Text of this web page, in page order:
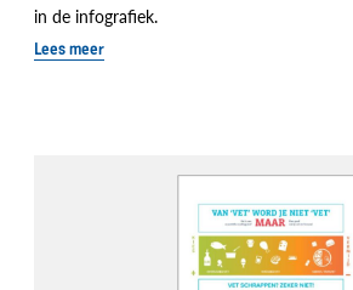
in de infografiek.
Lees meer